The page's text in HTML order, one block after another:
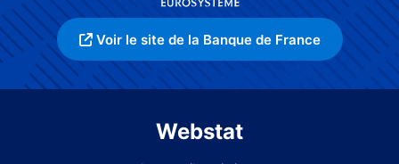
Voir le site de la Banque de France
Webstat